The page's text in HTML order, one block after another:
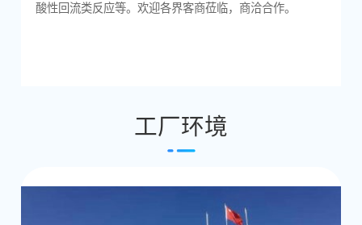
酸性回流类反应等。欢迎各界客商莅临，商洽合作。
工厂环境